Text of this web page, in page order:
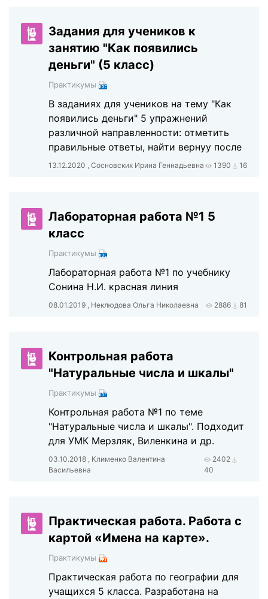
Задания для учеников к
занятию "Как появились
деньги" (5 класс)
Практикумы
В заданиях для учеников на тему "Как
появились деньги" 5 упражнений
различной направленности: отметить
правильные ответы, найти вернуу после
13.12.2020 , Сосновских Ирина Геннадьевна 1390 16
Лабораторная работа №1 5
класс
Практикумы
Лабораторная работа №1 по учебнику
Сонина Н.И. красная линия
08.01.2019 , Неклюдова Ольга Николаевна 2886 81
Контрольная работа
"Натуральные числа и шкалы"
Практикумы
Контрольная работа №1 по теме
"Натуральные числа и шкалы". Подходит
для УМК Мерзляк, Виленкина и др.
03.10.2018 , Клименко Валентина
Васильевна
2402
40
Практическая работа. Работа с
картой «Имена на карте».
Практикумы
Практическая работа по географии для
учащихся 5 класса. Разработана на